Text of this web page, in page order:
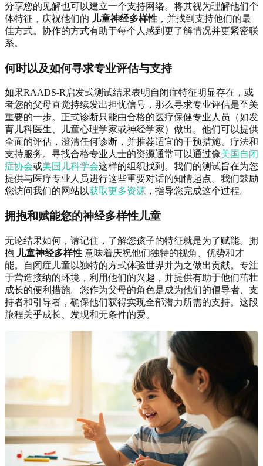
分享您的见解也可以建立一个支持网络。将其视为理解他们个
体特征，庆祝他们的 儿童神经多样性 ，并找到支持他们的最
佳方式。协作的方式有助于每个人感到更了解情况并更紧密联
系。
何时以及如何寻求专业评估与支持
如果RAADS-R启发式测试结果表明自闭症特征明显存在，或
者您的父母直觉持续发出担忧信号，那么寻求专业评估是至关
重要的一步。正式诊断只能由合格的医疗保健专业人员（如发
育儿科医生、儿童心理学家或神经学家）做出。他们可以提供
全面的评估，澄清任何诊断，并推荐适宜的干预措施、疗法和
支持服务。寻找合格专业人士的资源通常可以通过像美国自闭
症协会或美国儿科学会这样的组织找到。我们的测试旨在为您
提供与医疗专业人员进行这些重要对话的知情起点。我们鼓励
您访问我们的网站以获取更多资源 ，指导您完成这个过程。
拥抱和赋能您的神经多样性儿童
无论结果如何，请记住，了解您孩子的特征就是为了赋能。拥
抱 儿童神经多样性 意味着庆祝他们独特的视角、优势和才
能。自闭症儿童以独特的方式体验世界并为之做出贡献。专注
于营造接纳的环境，利用他们的兴趣，并提供有助于他们茁壮
成长的便利措施。您作为父母的角色是成为他们的倡导者、支
持者和引导者，确保他们获得实现全部潜力所需的支持。这段
旅程关乎成长、发现和无条件的爱。